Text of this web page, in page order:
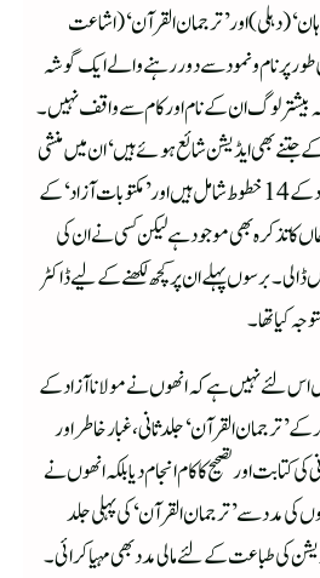
اور ’ترجمان القرآن‘ (اشاعت
پر نام و نمود سے دور رہنے والے ایک گوشہ
لوگ ان کے نام اور کام سے واقف نہیں ۔
جتنے بھی ایڈیشن شائع ہوئے ہیں‘ان میں منشی
عبدالقیوم خاں کے نام مولانا آزاد کے 14خطوط شامل ہیں اور ’مکتوبات آزاد‘کے
کا تذکرہ بھی موجود ہے لیکن کسی نے ان کی
برسوں پہلے ان پر کچھ لکھنے کے لیے ڈاکٹر
کیا تھا۔
اس لئے نہیں ہے کہ انھوں نے مو لا نا آزاد کے
القرآن‘ جلد ثانی، غبار خاطراور
کتابت اور تصحیح کا کام انجام دیا بلکہ انھوں نے
کی مدد سے’ترجمان القرآن‘ کی پہلی جلد
طباعت کے لئے مالی مدد بھی مہیا کرائی۔